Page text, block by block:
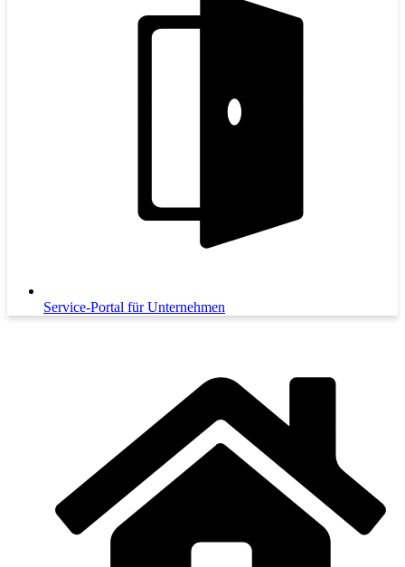
Service-Portal für Unternehmen